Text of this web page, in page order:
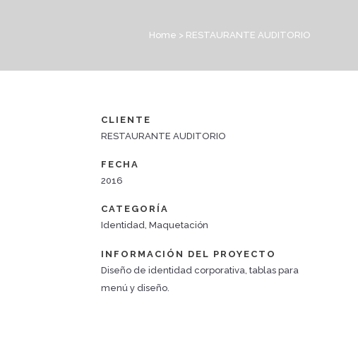
Home > RESTAURANTE AUDITORIO
CLIENTE
RESTAURANTE AUDITORIO
FECHA
2016
CATEGORÍA
Identidad, Maquetación
INFORMACIÓN DEL PROYECTO
Diseño de identidad corporativa, tablas para
menú y diseño.